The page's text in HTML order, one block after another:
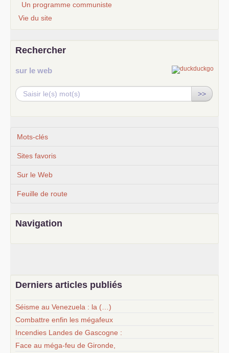
Un programme communiste
Vie du site
Rechercher
sur le web
>>
Mots-clés
Sites favoris
Sur le Web
Feuille de route
Navigation
Derniers articles publiés
Séisme au Venezuela : la (…)
Combattre enfin les mégafeux
Incendies Landes de Gascogne :
Face au méga-feu de Gironde,